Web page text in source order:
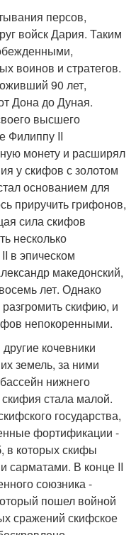
персов,
войск Дария. Таким
воинов и стратегов.
90 лет,
Дона до Дуная.
высшего
Филиппу II
монету и расширял
у скифов с золотом
основанием для
приручить грифонов,
сила скифов
несколько
в эпическом
македонский,
лет. Однако
скифию, и
непокоренными.
кочевники
земель, за ними
нижнего
стала малой.
государства,
фортификации -
в которых скифы
сарматами. В конце II
союзника -
пошел войной
сражений скифское